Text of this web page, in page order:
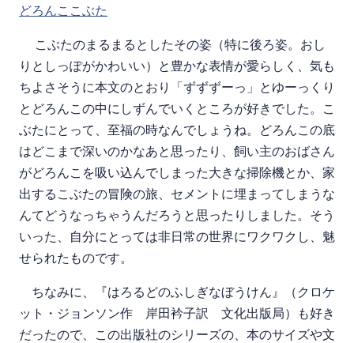
どろんここぶた
こぶたのまるまるとしたその姿（特に後ろ姿。おし
りとしっぽがかわいい）と豊かな表情が愛らしく、気も
ちよさそうに本文のとおり「ずずずーっ」とゆーっくり
とどろんこの中にしずんでいくところが好きでした。こ
ぶたにとって、至福の時なんでしょうね。どろんこの底
はどこまで深いのかなあと思ったり、飼い主のおばさん
がどろんこを吸い込んでしまった大きな掃除機とか、家
出するこぶたの冒険の旅、セメントに埋まってしまうな
んてどうなっちゃうんだろうと思ったりしました。そう
いった、自分にとっては非日常の世界にワクワクし、魅
せられたものです。
ちなみに、『はろるどのふしぎなぼうけん』（クロケ
ット・ジョンソン作 岸田衿子訳 文化出版局）も好き
だったので、この出版社のシリーズの、本のサイズや文